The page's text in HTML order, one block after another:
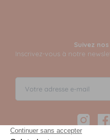
Suivez
Inscrivez-vous à notre
Instagram